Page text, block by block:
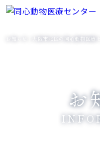
お
お知らせ｜大阪市北区の同心動物医